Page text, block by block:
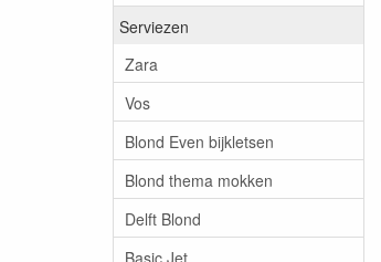
Serviezen
Zara
Vos
Blond Even bijkletsen
Blond thema mokken
Delft Blond
Basic Jet